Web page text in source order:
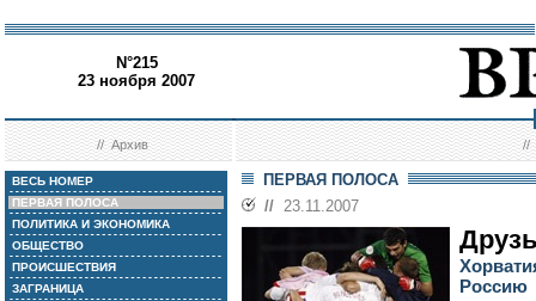
N°215
23 ноября 2007
//Архив //
ВЕСЬ НОМЕР
ПЕРВАЯ ПОЛОСА
ПОЛИТИКА И ЭКОНОМИКА
ОБЩЕСТВО
ПРОИСШЕСТВИЯ
ЗАГРАНИЦА
ПЕРВАЯ ПОЛОСА
// 23.11.2007
Россию